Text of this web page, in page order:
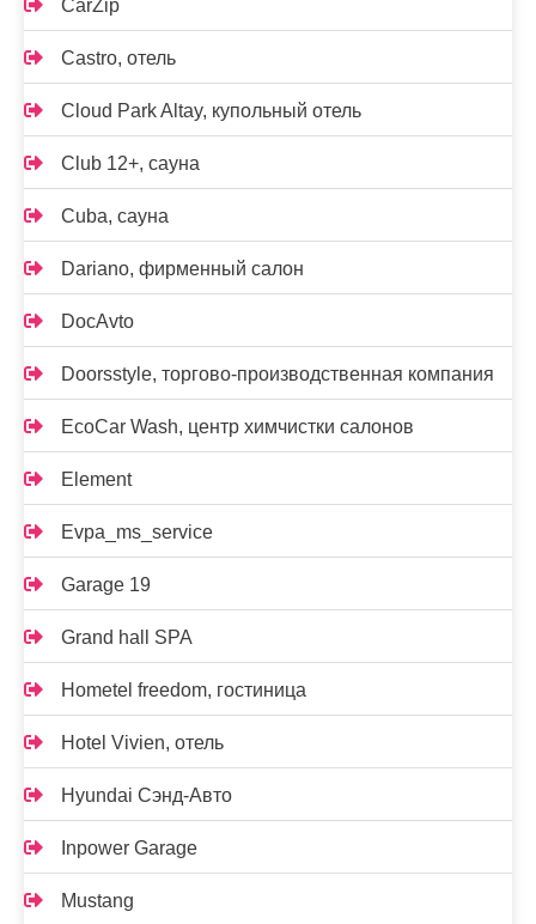
CarZip
Castro, отель
Cloud Park Altay, купольный отель
Club 12+, сауна
Cuba, сауна
Dariano, фирменный салон
DocAvto
Doorsstyle, торгово-производственная компания
EcoCar Wash, центр химчистки салонов
Element
Evpa_ms_service
Garage 19
Grand hall SPA
Hometel freedom, гостиница
Hotel Vivien, отель
Hyundai Сэнд-Авто
Inpower Garage
Mustang